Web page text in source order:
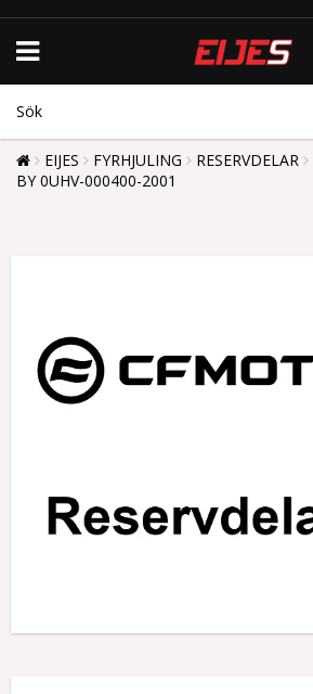
EIJES FYRHJULING RESERVDELAR
BY 0UHV-000400-2001